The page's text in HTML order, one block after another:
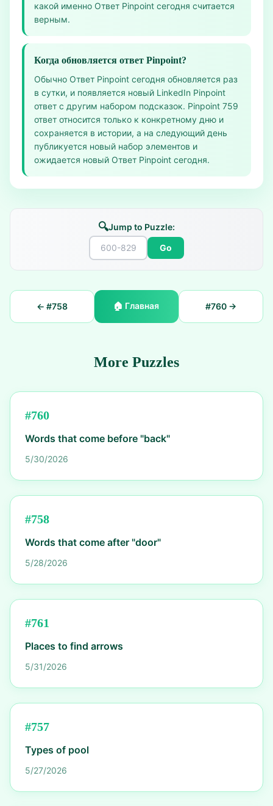
какой именно Ответ Pinpoint сегодня считается
верным.
Когда обновляется ответ Pinpoint?
Обычно Ответ Pinpoint сегодня обновляется раз
в сутки, и появляется новый LinkedIn Pinpoint
ответ с другим набором подсказок. Pinpoint 759
ответ относится только к конкретному дню и
сохраняется в истории, а на следующий день
публикуется новый набор элементов и
ожидается новый Ответ Pinpoint сегодня.
🔍Jump to Puzzle:
Go
← #758 🏠 Главная #760→
More Puzzles
#760
Words that come before "back"
5/30/2026
#758
Words that come after "door"
5/28/2026
#761
Places to find arrows
5/31/2026
#757
Types of pool
5/27/2026